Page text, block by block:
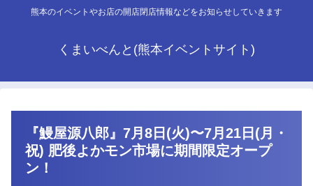
熊本のイベントやお店の開店閉店情報などをお知らせしていきます
くまいべんと(熊本イベントサイト)
『鰻屋源八郎』7月8日(火)〜7月21日(月・
祝) 肥後よかモン市場に期間限定オープ
ン！